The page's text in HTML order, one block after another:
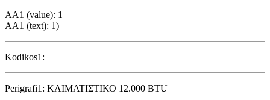
AA1 (value): 1
AA1 (text): 1)
Kodikos1:
Perigrafi1: ΚΛΙΜΑΤΙΣΤΙΚΟ 12.000 BTU